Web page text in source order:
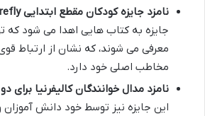
نامزد جایزه کودکان مقطع ابتدایی Firefly در سال ۲۰۱۵:
جایزه به کتاب هایی اهدا می شود که
معرفی می شوند، که نشان از ارتباط
مخاطب اصلی خود دارد.
نامزد مدال خوانندگان کالیفرنیا برای
این جایزه نیز توسط خود دانش آموزان